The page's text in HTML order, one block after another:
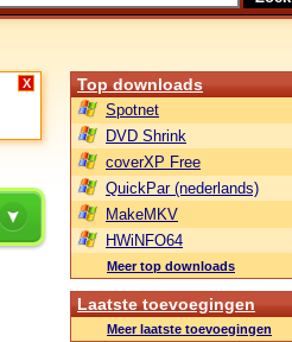
X Top downloads
Spotnet
DVD Shrink
coverXP Free
QuickPar (nederlands)
MakeMKV
HWiNFO64
Meer top downloads
Laatste toevoegingen
Meer laatste toevoegingen